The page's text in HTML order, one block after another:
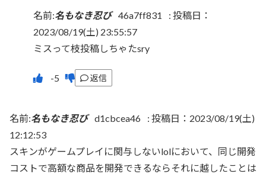
名前:名もなき忍び 46a7ff831 : 投稿日：
2023/08/19(土) 23:55:57
ミスって枝投稿しちゃたsry
返信
名前:名もなき忍び d1cbcea46 : 投稿日：2023/08/19(土)
12:12:53
スキンがゲームプレイに関与しないlolにおいて、同じ開発
コストで高額な商品を開発できるならそれに越したことは